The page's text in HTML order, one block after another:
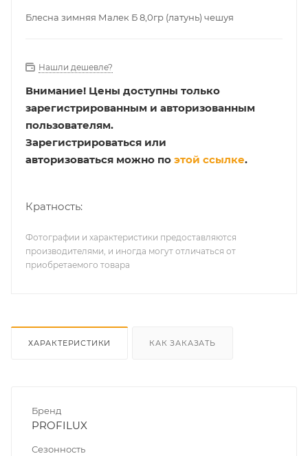
Блесна зимняя Малек Б 8,0гр (латунь) чешуя
Нашли дешевле?
Внимание! Цены доступны только
зарегистрированным и авторизованным
пользователям.
Зарегистрироваться или
авторизоваться можно по этой ссылке.
Кратность:
Фотографии и характеристики предоставляются
производителями, и иногда могут отличаться от
приобретаемого товара
ХАРАКТЕРИСТИКИ КАК ЗАКАЗАТЬ
Бренд
PROFILUX
Сезонность